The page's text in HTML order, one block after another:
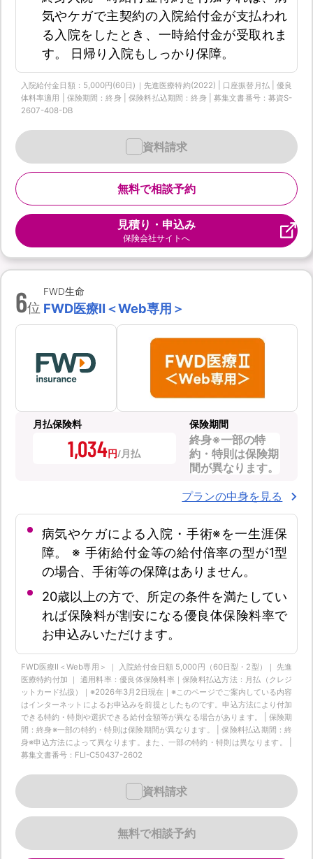
気やケガで主契約の入院給付金が支払われ
る入院をしたとき、一時給付金が受取れま
す。 日帰り入院もしっかり保障。
入院給付金日額：5,000円(60日)｜先進医療特約(2022) | 口座振替月払 | 優良
体料率適用 | 保険期間：終身 | 保険料払込期間：終身 | 募集文書番号：募資S-
2607-408-DB
無料で相談予約
資料請求
見積り・申込み
保険会社サイトへ
6位
FWD生命
FWD医療Ⅱ＜Web専用＞
月払保険料
1,034円
保険期間
終身※一部の特
約・特則は保険期
間が異なります。
プランの中身を見る
病気やケガによる入院・手術※を一生涯保
障。 ※ 手術給付金等の給付倍率の型が1型
の場合、手術等の保障はありません。
20歳以上の方で、所定の条件を満たしてい
れば保険料が割安になる優良体保険料率で
お申込みいただけます。
FWD医療Ⅱ＜Web専用＞ ｜ 入院給付金日額 5,000円（60日型・2型）｜ 先進
医療特約付加 ｜ 適用料率：優良体保険料率｜保険料払込方法：月払（クレジ
ットカード払扱）｜※2026年3月2日現在｜※このページでご案内している内容
はインターネットによるお申込みを前提としたものです。申込方法により付加
できる特約・特則や選択できる給付金額等が異なる場合があります。 | 保険期
間：終身※一部の特約・特則は保険期間が異なります。 | 保険料払込期間：終
身※申込方法によって異なります。また、一部の特約・特則は異なります。 |
募集文書番号：FLI-C50437-2602
無料で相談予約
資料請求